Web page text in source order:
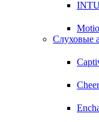
Слуховые
Cheer